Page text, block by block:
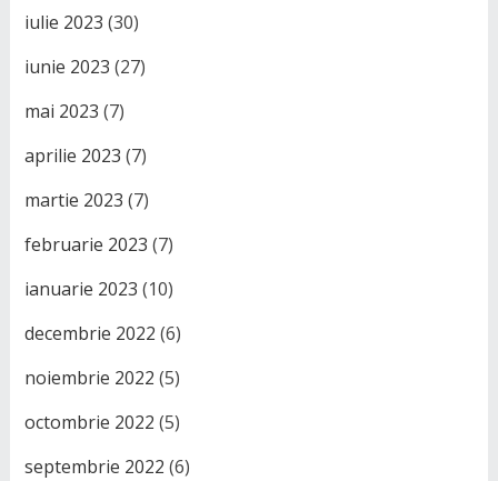
iulie 2023 (30)
iunie 2023 (27)
mai 2023 (7)
aprilie 2023 (7)
martie 2023 (7)
februarie 2023 (7)
ianuarie 2023 (10)
decembrie 2022 (6)
noiembrie 2022 (5)
octombrie 2022 (5)
septembrie 2022 (6)